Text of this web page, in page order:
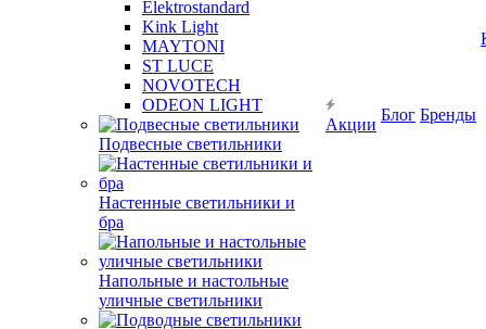
Elektrostandard
Kink Light
MAYTONI
ST LUCE
NOVOTECH
ODEON LIGHT
Подвесные светильники
Настенные светильники и
бра
Напольные и настольные
уличные светильники
Акции
Блог Бренды